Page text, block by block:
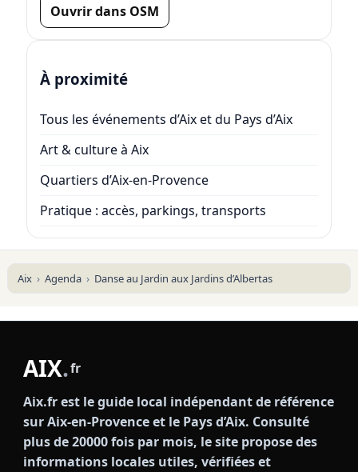
Ouvrir dans OSM
À proximité
Tous les événements d’Aix et du Pays d’Aix
Art & culture à Aix
Quartiers d’Aix-en-Provence
Pratique : accès, parkings, transports
Aix Agenda Danse au Jardin aux Jardins d’Albertas
AIX.fr
Aix.fr est le guide local indépendant de référence
sur Aix-en-Provence et le Pays d’Aix. Consulté
plus de 20000 fois par mois, le site propose des
informations locales utiles, vérifiées et